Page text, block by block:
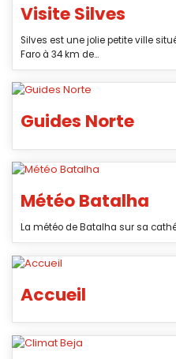
Visite Silves
Silves est une jolie petite ville
Faro à 34 km de...
Guides Norte
Météo Batalha
La météo de Batalha sur sa
Accueil